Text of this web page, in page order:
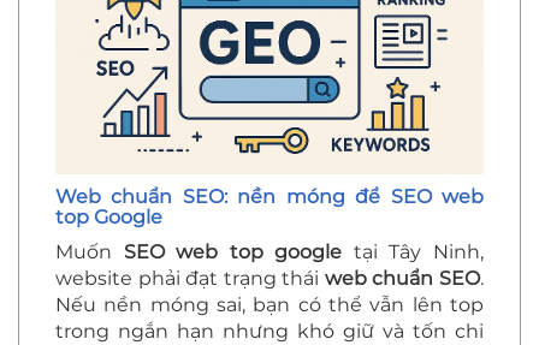
Web chuẩn SEO: nền móng để SEO web
top Google
Muốn SEO web top google tại Tây Ninh,
website phải đạt trạng thái web chuẩn SEO.
Nếu nền móng sai, bạn có thể vẫn lên top
trong ngắn hạn nhưng khó giữ và tốn chi